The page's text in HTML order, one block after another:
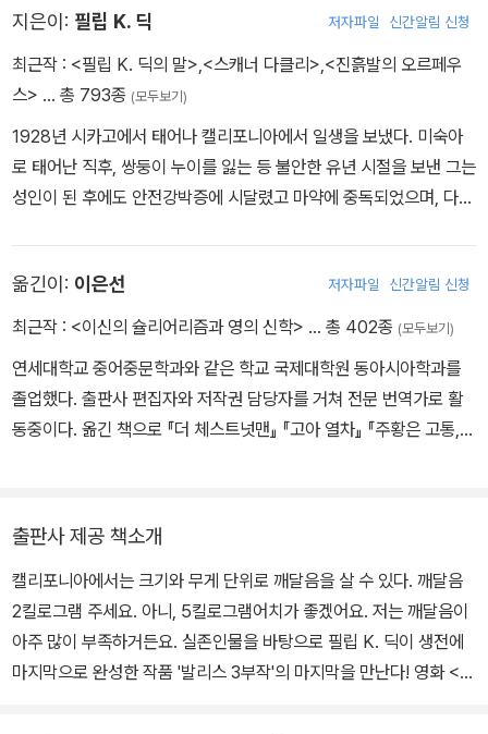
에서 새로 발견된 고문서를 해석하는 작업에 뛰어들었다가 신앙이 흔
겪는다. 티모시 아처는 운명과 맞서 싸워 생존하기로 결심하지만, 자
신 또한 신앙과 존재에 대한 의문 때문에 사막으로 떠나 죽는다. 며느
리이자 티모시 아처를 친구로 여긴 앤젤 아처는 혼자 남아 상처 입은
심장으로 그들을 회고하다가, 자신이 티모시 아처라고, 되돌아왔다고
주장하는 사람을 만난다.
지은이: 필립 K. 딕 저자파일 신간알림 신청
최근작 : <필립 K. 딕의 말>,<스캐너 다클리>,<진흙발의 오르페우
스> … 총 793종 (모두보기)
1928년 시카고에서 태어나 캘리포니아에서 일생을 보냈다. 미숙아
로 태어난 직후, 쌍둥이 누이를 잃는 등 불안한 유년 시절을 보낸 그는
성인이 된 후에도 안전강박증에 시달렸고 마약에 중독되었으며, 다섯
설을 발표하였다. 하지만 딕은 평생을 생활고에 시달렸고, 죽기 몇 년
전에야 제대로 평가받기 시작했다. 『안드로이드는 전기양의 꿈을 꾸
고 뇌졸중으로 쓰러졌고, 결국 1982년 심장마비로 세상을 떠났다. 사
후에 원작소설들이 [블레이드 러너] [토탈 리콜] [페이첵] [마이너리
티 리포트] [임포스터] [컨트롤러] 등의 영화로 재탄생하면서, 오늘날
SF 소재와는 차별된 암울한 미래상과 인간이 겪는 정체성의 혼란을
사내』로 ‘휴고상’을, 1974년에 『흘러라 내 눈물, 경관은 말했다』로
‘존 캠벨 기념상’을 수상했다. 1983년, 그의 이름을 딴 ‘필립 K. 딕
상’이 제정되었다. 생전에 제대로 평가받지 못하고 출판사들에게 외
면당했던 그의 삶을 기린 이 상은 페이퍼백 단행본으로 처음 출간된
옮긴이: 이은선 저자파일 신간알림 신청
최근작 : <이신의 슐리어리즘과 영의 신학> … 총 402종 (모두보기)
연세대학교 중어중문학과와 같은 학교 국제대학원 동아시아학과를
졸업했다. 출판사 편집자와 저작권 담당자를 거쳐 전문 번역가로 활
동중이다. 옮긴 책으로 『더 체스트넛맨』 『고아 열차』 『주황은 고통,
건』 『할머니가 미안하다고 전해달랬어요』 『베어타운』 『블루 아워』
등이 있다.
출판사 제공 책소개
캘리포니아에서는 크기와 무게 단위로 깨달음을 살 수 있다. 깨달음
2킬로그램 주세요. 아니, 5킬로그램어치가 좋겠어요. 저는 깨달음이
아주 많이 부족하거든요. 실존인물을 바탕으로 필립 K. 딕이 생전에
마지막으로 완성한 작품 '발리스 3부작'의 마지막을 만난다! 영화 <블